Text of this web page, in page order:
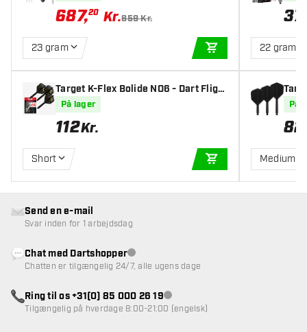
687,20 Kr.859 Kr.
23 gram
TILFØJ TIL KURV
Target K-Flex Bolide NO6 - Dart Flight
På lager
112Kr.
Short
TILFØJ TIL KURV
22 gram
På
82
Medium
Send en e-mail
Svar inden for 1 arbejdsdag
Chat med DartshopperKundeservice ikke tilgængelig
Chatten er tilgængelig 24/7, alle ugens dage
Ring til os +31(0) 85 000 26 19Kundeservice ikke tilgængelig
Tilgængelig på hverdage 8:00-21:00 (engelsk)